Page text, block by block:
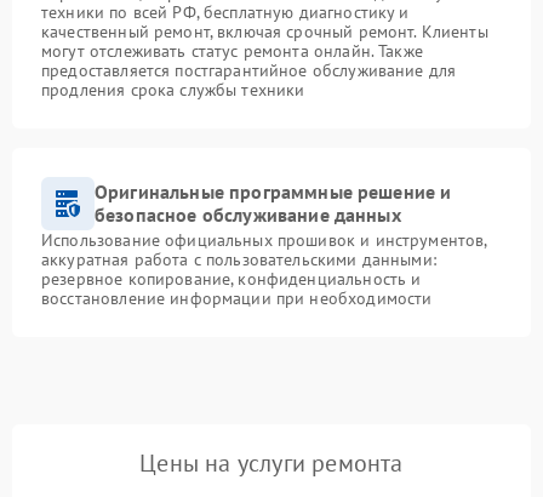
техники по всей РФ, бесплатную диагностику и
качественный ремонт, включая срочный ремонт. Клиенты
могут отслеживать статус ремонта онлайн. Также
предоставляется постгарантийное обслуживание для
продления срока службы техники
Оригинальные программные решение и
безопасное обслуживание данных
Использование официальных прошивок и инструментов,
аккуратная работа с пользовательскими данными:
резервное копирование, конфиденциальность и
восстановление информации при необходимости
Цены на услуги ремонта